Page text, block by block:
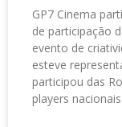
GP7 Cinema
de participação
evento de
esteve
participou das
players